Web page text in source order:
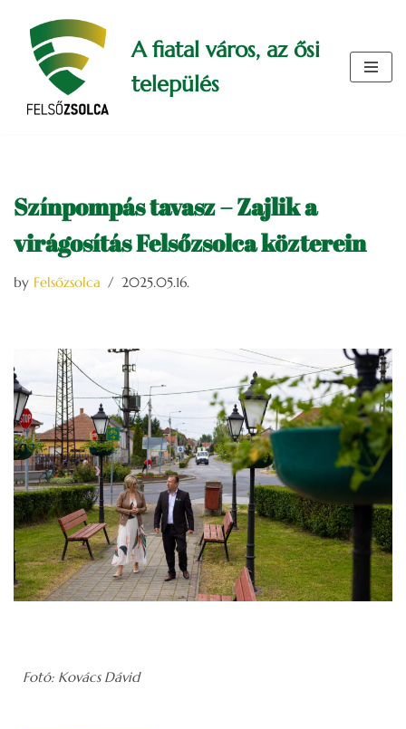
Skip
content
A fiatal város, az ősi
település
Színpompás tavasz – Zajlik a
virágosítás Felsőzsolca közterein
by Felsőzsolca 2025.05.16.
Fotó: Kovács Dávid